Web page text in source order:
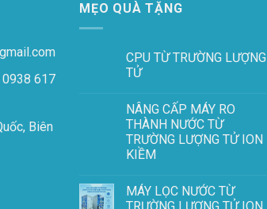
617
Biên
MẸO QUÀ TẶNG
CPU TỪ TRƯỜNG LƯỢNG
TỬ
NÂNG CẤP MÁY RO
THÀNH NƯỚC TỪ
TRƯỜNG LƯỢNG TỬ ION
KIỀM
MÁY LỌC NƯỚC TỪ